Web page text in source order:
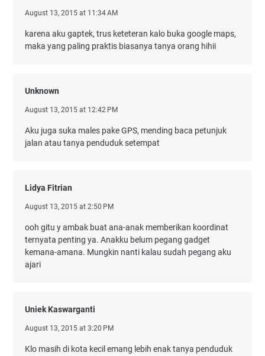
August 13, 2015 at 11:34 AM
karena aku gaptek, trus keteteran kalo buka google maps,
maka yang paling praktis biasanya tanya orang hihii
Unknown
August 13, 2015 at 12:42 PM
Aku juga suka males pake GPS, mending baca petunjuk
jalan atau tanya penduduk setempat
Lidya Fitrian
August 13, 2015 at 2:50 PM
ooh gitu y ambak buat ana-anak memberikan koordinat
ternyata penting ya. Anakku belum pegang gadget
kemana-amana. Mungkin nanti kalau sudah pegang aku
ajari
Uniek Kaswarganti
August 13, 2015 at 3:20 PM
Klo masih di kota kecil emang lebih enak tanya penduduk